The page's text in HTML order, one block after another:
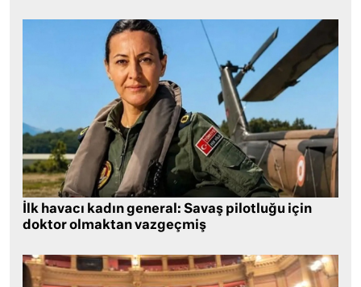
İlk havacı kadın general: Savaş pilotluğu için
doktor olmaktan vazgeçmiş